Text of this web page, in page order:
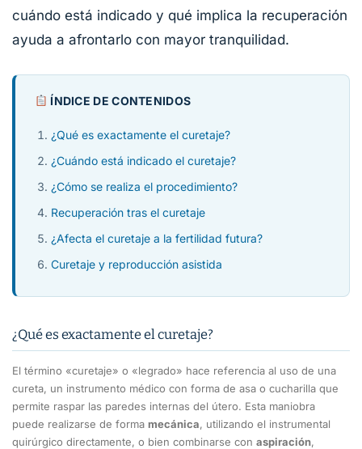
cuándo está indicado y qué implica la recuperación
ayuda a afrontarlo con mayor tranquilidad.
ÍNDICE DE CONTENIDOS
¿Qué es exactamente el curetaje?
¿Cuándo está indicado el curetaje?
¿Cómo se realiza el procedimiento?
Recuperación tras el curetaje
¿Afecta el curetaje a la fertilidad futura?
Curetaje y reproducción asistida
¿Qué es exactamente el curetaje?
El término «curetaje» o «legrado» hace referencia al uso de una
cureta, un instrumento médico con forma de asa o cucharilla que
permite raspar las paredes internas del útero. Esta maniobra
puede realizarse de forma mecánica, utilizando el instrumental
quirúrgico directamente, o bien combinarse con aspiración,